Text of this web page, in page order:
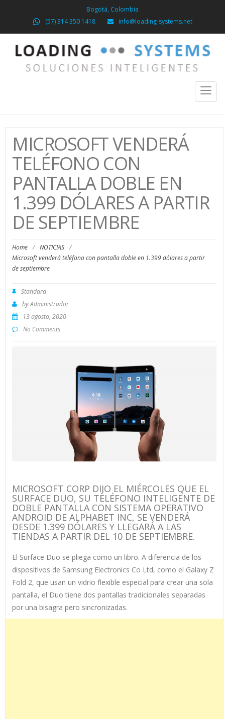
Bogotá, Colombia
(57) 314 350 1418
info@loading-systems.net
Toggle
MICROSOFT VENDERÁ
TELÉFONO CON
PANTALLA DOBLE EN
1.399 DÓLARES A PARTIR
DE SEPTIEMBRE
Home / NOTICIAS /
Microsoft venderá teléfono con pantalla doble en 1.399 dólares a partir
de septiembre
Standard
byAdministrador
13 agosto, 2020
No Comments
MICROSOFT CORP DIJO EL MIÉRCOLES QUE EL
SURFACE DUO, SU TELÉFONO INTELIGENTE DE
DOBLE PANTALLA CON SISTEMA OPERATIVO
ANDROID DE ALPHABET INC, SE VENDERÁ
DESDE 1.399 DÓLARES Y LLEGARÁ A LAS
TIENDAS A PARTIR DEL 10 DE SEPTIEMBRE.
El Surface Duo se pliega como un libro. A diferencia de los
dispositivos de Samsung Electronics Co Ltd, como el Galaxy Z
Fold 2, que usan un vidrio flexible especial para crear una sola
pantalla, el Duo tiene dos pantallas tradicionales separadas
por una bisagra pero sincronizadas.